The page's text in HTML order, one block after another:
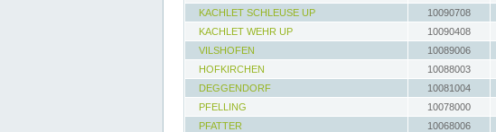
KACHLET SCHLEUSE UP
10090708
KACHLET WEHR UP
10090408
VILSHOFEN
10089006
HOFKIRCHEN
10088003
DEGGENDORF
10081004
PFELLING
10078000
PFATTER
10068006